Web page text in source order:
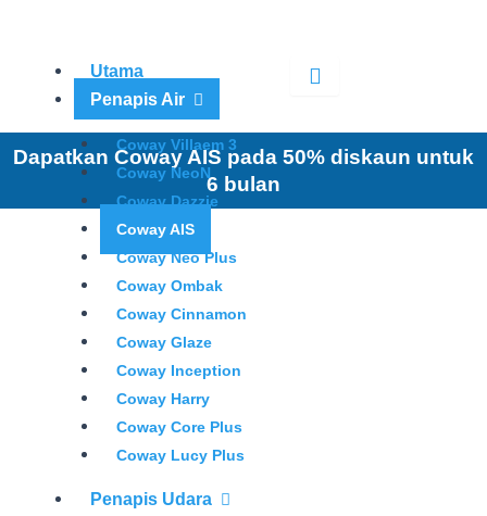
Utama
Penapis Air
Coway Villaem 3
Coway NeoN
Coway Dazzie
Coway AIS
Coway Neo Plus
Coway Ombak
Coway Cinnamon
Coway Glaze
Coway Inception
Coway Harry
Coway Core Plus
Coway Lucy Plus
Penapis Udara
Dapatkan Coway AIS pada 50% diskaun untuk
6 bulan